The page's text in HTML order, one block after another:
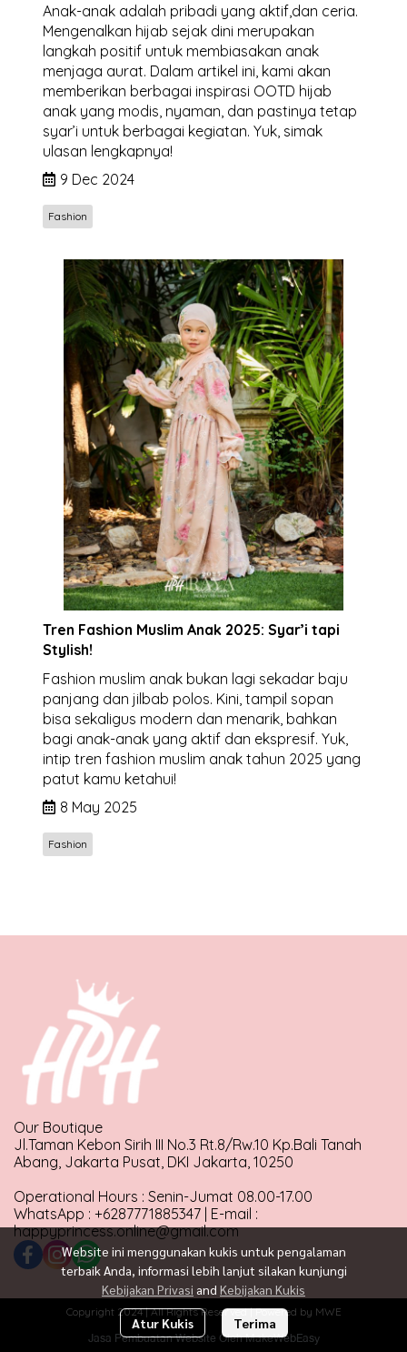
Anak-anak adalah pribadi yang aktif,dan ceria.
Mengenalkan hijab sejak dini merupakan
langkah positif untuk membiasakan anak
menjaga aurat. Dalam artikel ini, kami akan
memberikan berbagai inspirasi OOTD hijab
anak yang modis, nyaman, dan pastinya tetap
syar’i untuk berbagai kegiatan. Yuk, simak
ulasan lengkapnya!
9 Dec 2024
Fashion
Tren Fashion Muslim Anak 2025: Syar’i tapi
Stylish!
Fashion muslim anak bukan lagi sekadar baju
panjang dan jilbab polos. Kini, tampil sopan
bisa sekaligus modern dan menarik, bahkan
bagi anak-anak yang aktif dan ekspresif. Yuk,
intip tren fashion muslim anak tahun 2025 yang
patut kamu ketahui!
8 May 2025
Fashion
Website ini menggunakan kukis untuk pengalaman
terbaik Anda, informasi lebih lanjut silakan kunjungi
Kebijakan Privasi and Kebijakan Kukis
Atur Kukis Terima
Our Boutique
Jl.Taman Kebon Sirih III No.3 Rt.8/Rw.10 Kp.Bali Tanah
Abang, Jakarta Pusat, DKI Jakarta, 10250
Operational Hours : Senin-Jumat 08.00-17.00
WhatsApp : +6287771885347 | E-mail :
happyprincess.online@gmail.com
Copyright 2024 | All Rights Reserved | Powered by MWE
Jasa Pembuatan Website Oleh MakeWebEasy